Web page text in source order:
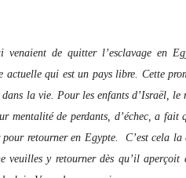
de quitter l’esclavage en
actuelle qui est un pays libre. Cette
la vie. Pour les enfants d’Israël,
mentalité de perdants, d’échec, a
retourner en Egypte. C’est cela
veuilles y retourner dès qu’il aperçoit